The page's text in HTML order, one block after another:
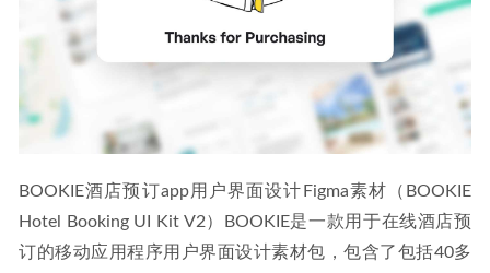
BOOKIE酒店预订app用户界面设计Figma素材（BOOKIE
Hotel Booking UI Kit V2）BOOKIE是一款用于在线酒店预
订的移动应用程序用户界面设计素材包，包含了包括40多